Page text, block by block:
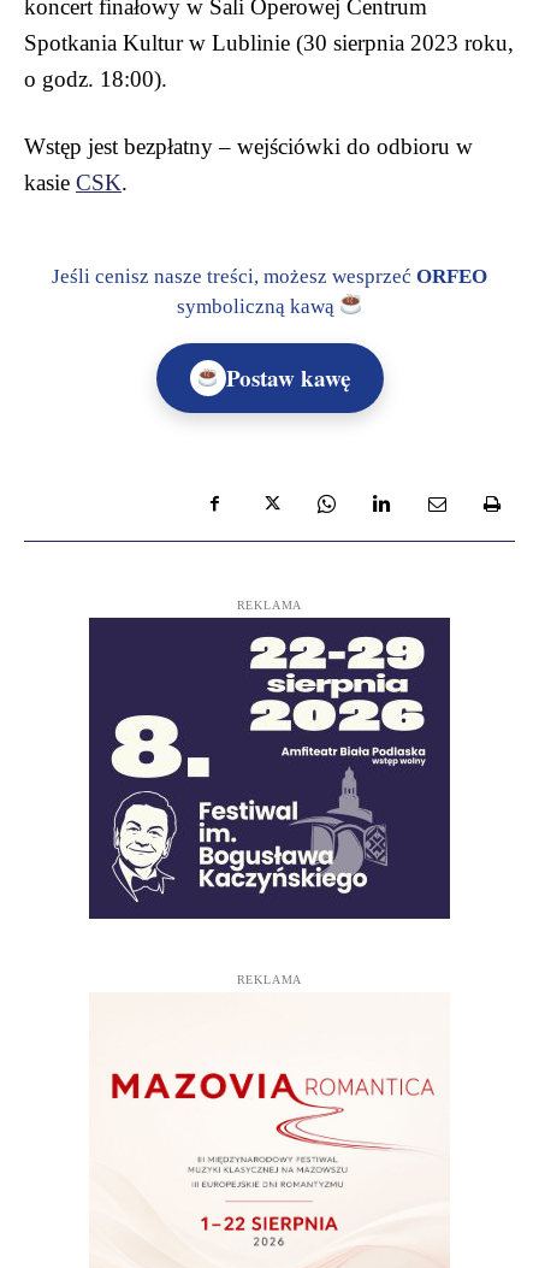
koncert finałowy w Sali Operowej Centrum
Spotkania Kultur w Lublinie (30 sierpnia 2023 roku,
o godz. 18:00).
Wstęp jest bezpłatny – wejściówki do odbioru w
kasie CSK.
Jeśli cenisz nasze treści, możesz wesprzeć ORFEO
symboliczną kawą
Postaw kawę
REKLAMA
REKLAMA